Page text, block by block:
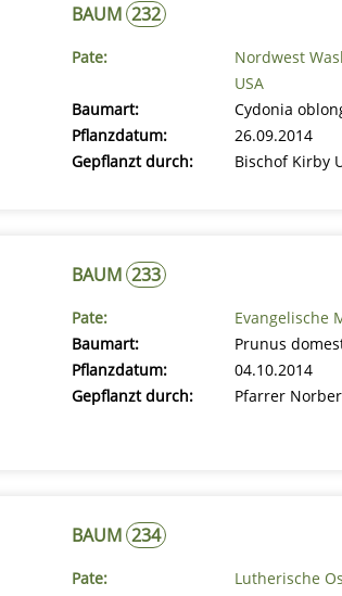
BAUM 232
Pate:
Nordwest
USA
Baumart:
Cydonia
Pflanzdatum:
26.09.2014
Gepflanzt durch:
Bischof Kirby
BAUM 233
Pate:
Evangelische
Baumart:
Prunus
Pflanzdatum:
04.10.2014
Gepflanzt durch:
Pfarrer
BAUM 234
Pate:
Lutherische